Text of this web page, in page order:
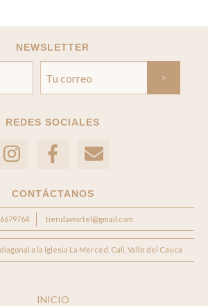
NEWSLETTER
REDES SOCIALES
CONTÁCTANOS
tiendawortel@gmail.com
a la Iglesia La Merced. Cali, Valle del Cauca
INICIO